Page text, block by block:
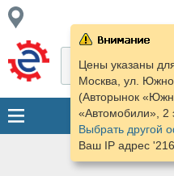
Цены указаны
Москва, ул.
(Авторынок
«Автомобили», 2
Выбрать другой
Ваш IP адрес